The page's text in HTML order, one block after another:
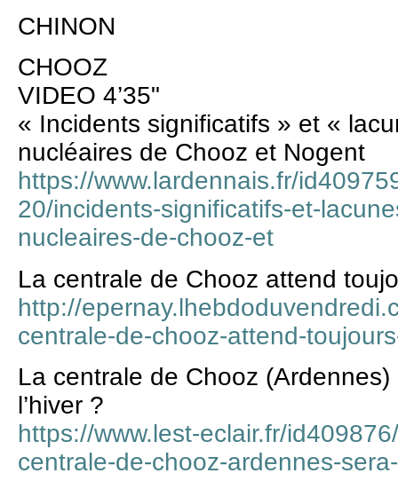
CHINON
CHOOZ
VIDEO 4’35"
« Incidents significatifs » et «
nucléaires de Chooz et Nogent
https://www.lardennais.fr/
20/incidents-significatifs-et-
nucleaires-de-chooz-et
La centrale de Chooz attend
http://
centrale-de-chooz-attend-
La centrale de Chooz
l’hiver ?
https://www.lest-eclair.fr/
centrale-de-chooz-ardennes-